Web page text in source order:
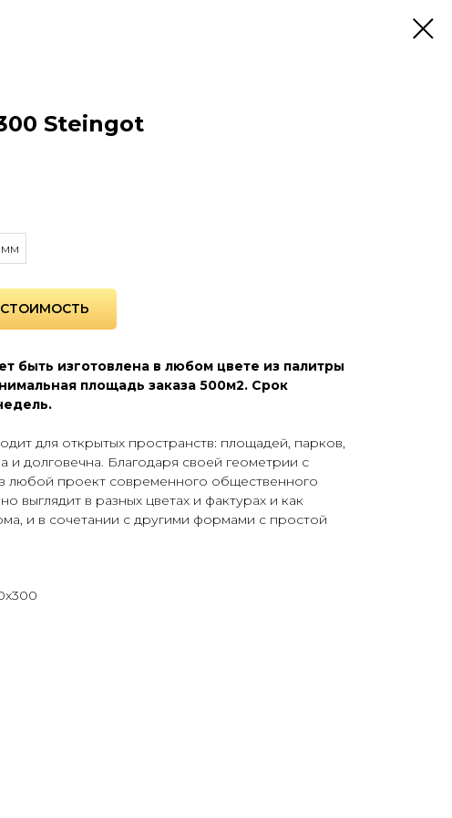
Steingot
быть изготовлена в любом цвете из палитры
площадь заказа 500м2. Срок
для открытых пространств: площадей, парков,
и долговечна. Благодаря своей геометрии с
любой проект современного общественного
выглядит в разных цветах и фактурах и как
и в сочетании с другими формами с простой